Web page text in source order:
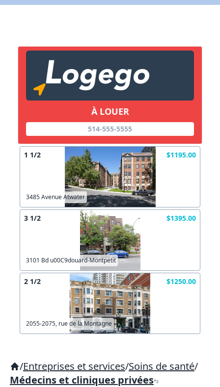
À LOUER
514-555-5555
1 1/2 $1195.00
3485 Avenue Atwater
3 1/2 $1395.00
3101 Bd u00C9douard-Montpetit
2 1/2 $1250.00
2055-2075, rue de la Montagne
/Entreprises et services/Soins de santé/
Médecins et cliniques privées
Lien vers inscription (sera inclus dans courriel)
Copier lien
X Fermer Envoyez